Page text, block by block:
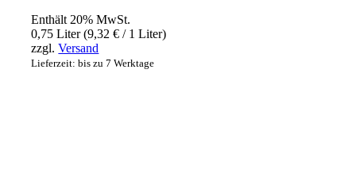
Enthält 20% MwSt.
0,75 Liter (9,32€ / 1 Liter)
zzgl.Versand
Lieferzeit: bis zu 7 Werktage